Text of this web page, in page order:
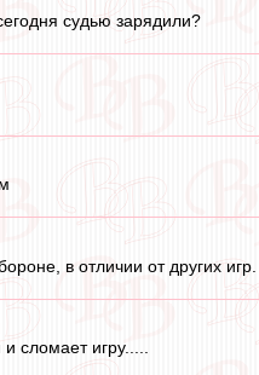
судью зарядили?
в отличии от других
сломает игру.....